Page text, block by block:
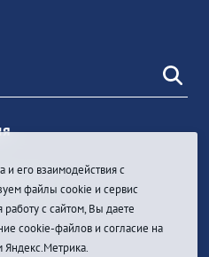
и его взаимодействия с
файлы cookie и сервис
с сайтом, Вы даете
cookie-файлов и согласие на
Яндекс.Метрика.